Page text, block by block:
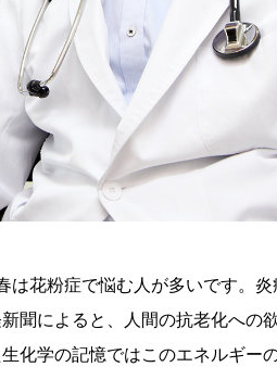
花粉症で悩む人が多いです。
聞によると、人間の抗老化への
化学の記憶ではこのエネルギー